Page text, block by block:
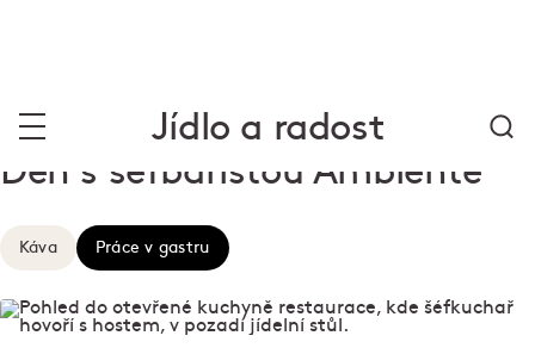
Jídlo a radost
Den s šéfbaristou Ambiente
Káva Práce v gastru